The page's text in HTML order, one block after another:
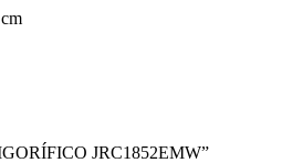
JRC1852EMW”